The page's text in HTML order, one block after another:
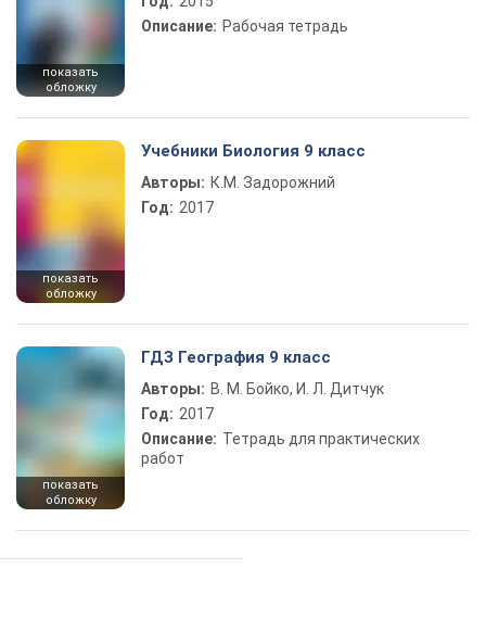
показать
обложку
Описание: Рабочая тетрадь
показать
обложку
Учебники Биология 9 класс
Авторы: К.М. Задорожний
Год: 2017
показать
обложку
ГДЗ География 9 класс
Авторы: В. М. Бойко, И. Л. Дитчук
Год: 2017
Описание: Тетрадь для практических
работ